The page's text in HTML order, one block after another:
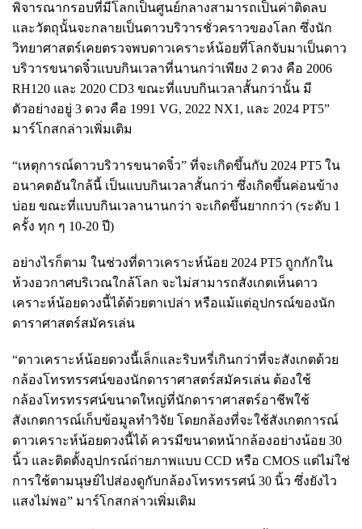
พิจารณากรอบที่มีโลกเป็นศูนย์กลางสามารถเป็นค่าติดลบ
และวัตถุนั้นจะกลายเป็นดาวบริวารชั่วคราวของโลก ซึ่งนัก
วิทยาศาสตร์เคยตรวจพบดาวเคราะห์น้อยที่โลกจับมาเป็นดาว
บริวารขนาดจิ๋วแบบกินเวลาที่นานกว่าเพียง 2 ดวง คือ 2006
RH120 และ 2020 CD3 ขณะที่แบบกินเวลาสั้นกว่านั้น มี
ตัวอย่างอยู่ 3 ดวง คือ 1991 VG, 2022 NX1, และ 2024 PT5”
มาร์โกสกล่าวเพิ่มเติม
“เหตุการณ์ดาวบริวารขนาดจิ๋ว” ที่จะเกิดขึ้นกับ 2024 PT5 ใน
อนาคตอันใกล้นี้ เป็นแบบกินเวลาสั้นกว่า ซึ่งเกิดขึ้นค่อนข้าง
บ่อย ขณะที่แบบกินเวลานานกว่า จะเกิดขึ้นยากกว่า (ระดับ 1
ครั้ง ทุก ๆ 10-20 ปี)
อย่างไรก็ตาม ในช่วงที่ดาวเคราะห์น้อย 2024 PT5 ถูกกักใน
ห้วงอวกาศบริเวณใกล้โลก จะไม่สามารถสังเกตเห็นดาว
เคราะห์น้อยดวงนี้ได้ด้วยตาเปล่า หรือแม้แต่อุปกรณ์ของนัก
ดาราศาสตร์สมัครเล่น
“ดาวเคราะห์น้อยดวงนี้เล็กและริบหรี่เกินกว่าที่จะสังเกตด้วย
กล้องโทรทรรศน์ของนักดาราศาสตร์สมัครเล่น ต้องใช้
กล้องโทรทรรศน์ขนาดใหญ่ที่นักดาราศาสตร์อาชีพใช้
สังเกตการณ์เก็บข้อมูลทำวิจัย โดยกล้องที่จะใช้สังเกตการณ์
ดาวเคราะห์น้อยดวงนี้ได้ ควรมีขนาดหน้ากล้องอย่างน้อย 30
นิ้ว และติดตั้งอุปกรณ์ถ่ายภาพแบบ CCD หรือ CMOS แต่ไม่ใช่
การใช้ตามนุษย์ไปส่องดูกับกล้องโทรทรรศน์ 30 นิ้ว ซึ่งยังไว
แสงไม่พอ” มาร์โกสกล่าวเพิ่มเติม